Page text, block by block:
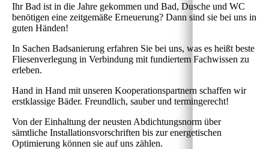
Ihr Bad ist in die Jahre gekommen und Bad, Dusche und WC
benötigen eine zeitgemäße Erneuerung? Dann sind sie bei uns in
guten Händen!
In Sachen Badsanierung erfahren Sie bei uns, was es heißt beste
Fliesenverlegung in Verbindung mit fundiertem Fachwissen zu
erleben.
Hand in Hand mit unseren Kooperationspartnern schaffen wir
erstklassige Bäder. Freundlich, sauber und termingerecht!
Von der Einhaltung der neusten Abdichtungsnorm über
sämtliche Installationsvorschriften bis zur energetischen
Optimierung können sie auf uns zählen.